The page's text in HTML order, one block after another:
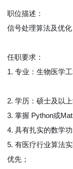
职位描述：
信号处理算法及优
任职要求：
1. 专业：生物医学
2. 学历：硕士及以
3. 掌握 Python或
4. 具有扎实的数学
5. 有医疗行业算法
优先；